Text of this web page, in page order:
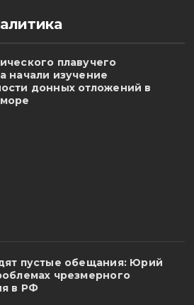
плавучего
начали изучение
донных отложений в
пустые обещания: Юрий
чрезмерного
в РФ